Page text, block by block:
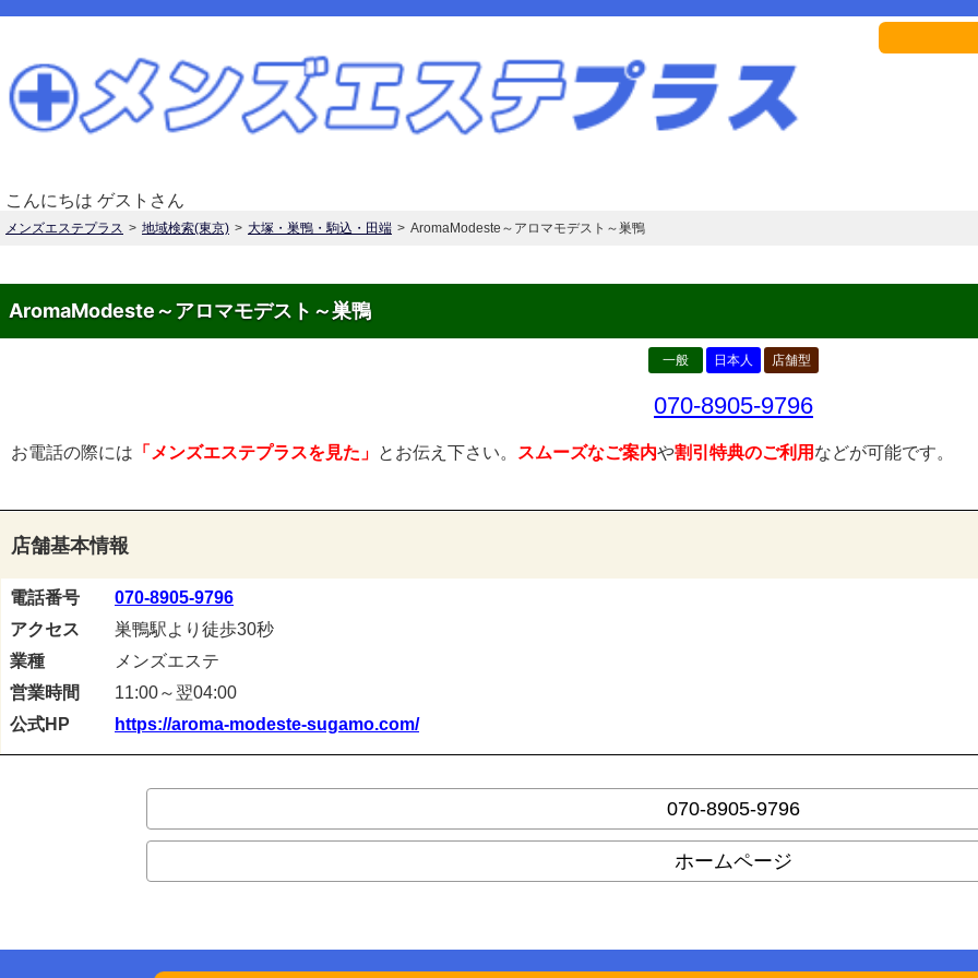
こんにちは ゲストさん
メンズエステプラス 地域検索(東京) 大塚・巣鴨・駒込・田端 AromaModeste～アロマモデスト～巣鴨
AromaModeste～アロマモデスト～巣鴨
一般 日本人 店舗型
070-8905-9796
お電話の際には 「メンズエステプラスを見た」 とお伝え下さい。 スムーズなご案内や割引特典のご利用 などが可能です。
店舗基本情報
電話番号
070-8905-9796
アクセス
巣鴨駅より徒歩30秒
業種
メンズエステ
営業時間
11:00～翌04:00
公式HP
https://aroma-modeste-sugamo.com/
070-8905-9796
ホームページ